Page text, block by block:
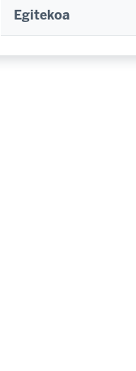
Egitekoa